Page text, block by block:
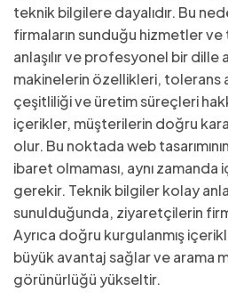
teknik bilgilere dayalıdır. Bu
firmaların sunduğu hizmetler
anlaşılır ve profesyonel bir dille
makinelerin özellikleri, tolerans
çeşitliliği ve üretim süreçleri
içerikler, müşterilerin doğru
olur. Bu noktada web
ibaret olmaması, aynı zamanda
gerekir. Teknik bilgiler kolay
sunulduğunda, ziyaretçilerin
Ayrıca doğru kurgulanmış
büyük avantaj sağlar ve arama
görünürlüğü yükseltir.